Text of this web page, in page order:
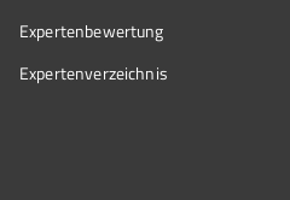
Expertenbewertung
Expertenverzeichnis